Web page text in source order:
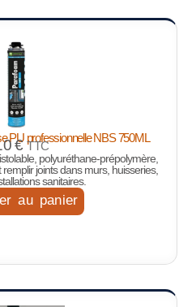
PU professionnelle NBS 750ML
€ TTC
polyuréthane-prépolymère,
joints dans murs, huisseries,
sanitaires.
au panier